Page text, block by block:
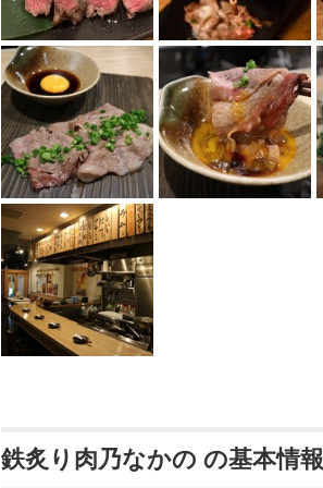
鉄炙り肉乃なかの の基本情報